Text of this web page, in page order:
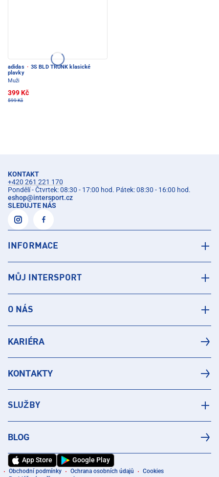
adidas · 3S BLD TRUNK klasické
plavky
Muži
399 Kč
599 Kč
KONTAKT
+420 261 221 170
Pondělí - Čtvrtek: 08:30 - 17:00 hod. Pátek: 08:30 - 16:00 hod.
eshop@intersport.cz
SLEDUJTE NÁS
INFORMACE
MŮJ INTERSPORT
O NÁS
KARIÉRA
KONTAKTY
SLUŽBY
BLOG
App Store Google Play
Obchodní podmínky Ochrana osobních údajů
Cookies